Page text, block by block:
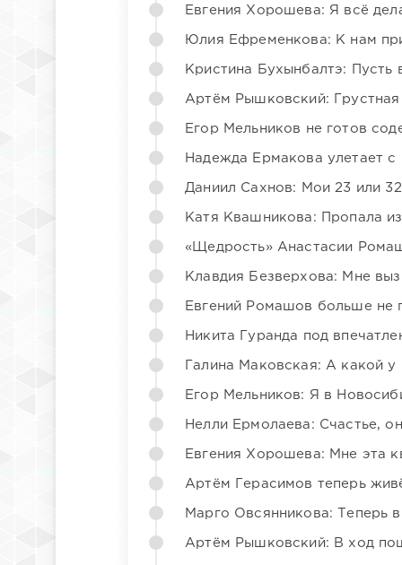
Евгения Хорошева: Я всё
Юлия Ефременкова: К нам
Кристина Бухынбалтэ: Пусть
Артём Рышковский: Грустная
Егор Мельников не готов
Надежда Ермакова улетает
Даниил Сахнов: Мои 23 или
Катя Квашникова: Пропала
«Щедрость» Анастасии
Клавдия Безверхова: Мне
Евгений Ромашов больше не
Никита Гуранда под
Галина Маковская: А какой у
Егор Мельников: Я в
Нелли Ермолаева: Счастье,
Евгения Хорошева: Мне эта
Артём Герасимов теперь
Марго Овсянникова: Теперь
Артём Рышковский: В ход